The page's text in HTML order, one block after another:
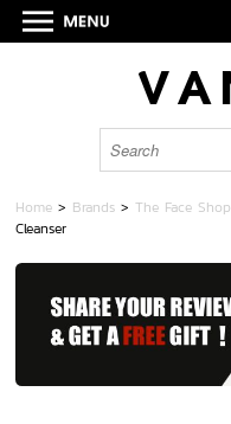
Home > Brands >The Face Shop
Cleanser